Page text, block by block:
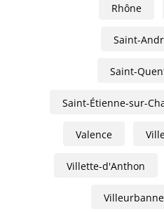
Rhône
Saint-
Saint-
Saint-Étienne-sur-
Valence
Villette-d'Anthon
Villeurbanne